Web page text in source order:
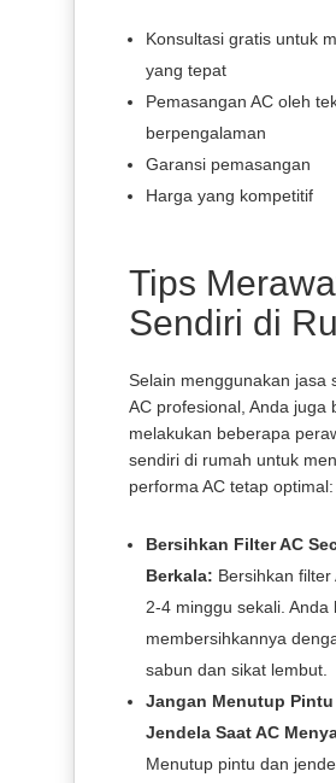
Konsultasi gratis untuk
yang tepat
Pemasangan AC oleh
berpengalaman
Garansi pemasangan
Harga yang kompetitif
Tips
Sendiri di
Selain menggunakan jasa
AC profesional, Anda juga
melakukan beberapa
sendiri di rumah untuk
performa AC tetap optimal:
Bersihkan Filter AC
Berkala: Bersihkan filter
2-4 minggu sekali. Anda
membersihkannya
sabun dan sikat lembut.
Jangan Menutup Pintu
Jendela Saat AC
Menutup pintu dan